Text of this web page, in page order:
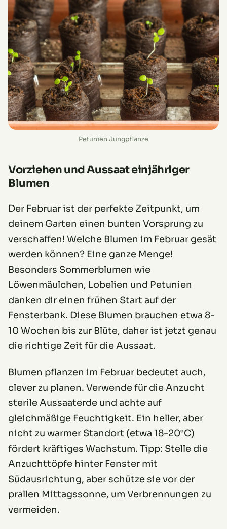
Petunien Jungpflanze
Vorziehen und Aussaat einjähriger
Blumen
Der Februar ist der perfekte Zeitpunkt, um
deinem Garten einen bunten Vorsprung zu
verschaffen! Welche Blumen im Februar gesät
werden können? Eine ganze Menge!
Besonders Sommerblumen wie
Löwenmäulchen, Lobelien und Petunien
danken dir einen frühen Start auf der
Fensterbank. Diese Blumen brauchen etwa 8-
10 Wochen bis zur Blüte, daher ist jetzt genau
die richtige Zeit für die Aussaat.
Blumen pflanzen im Februar bedeutet auch,
clever zu planen. Verwende für die Anzucht
sterile Aussaaterde und achte auf
gleichmäßige Feuchtigkeit. Ein heller, aber
nicht zu warmer Standort (etwa 18-20°C)
fördert kräftiges Wachstum. Tipp: Stelle die
Anzuchttöpfe hinter Fenster mit
Südausrichtung, aber schütze sie vor der
prallen Mittagssonne, um Verbrennungen zu
vermeiden.